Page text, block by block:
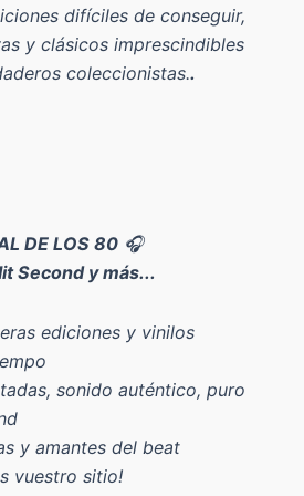
difíciles de conseguir,
y clásicos imprescindibles
coleccionistas..
DE LOS 80 🎧
Second y más...
ediciones y vinilos
sonido auténtico, puro
y amantes del beat
vuestro sitio!